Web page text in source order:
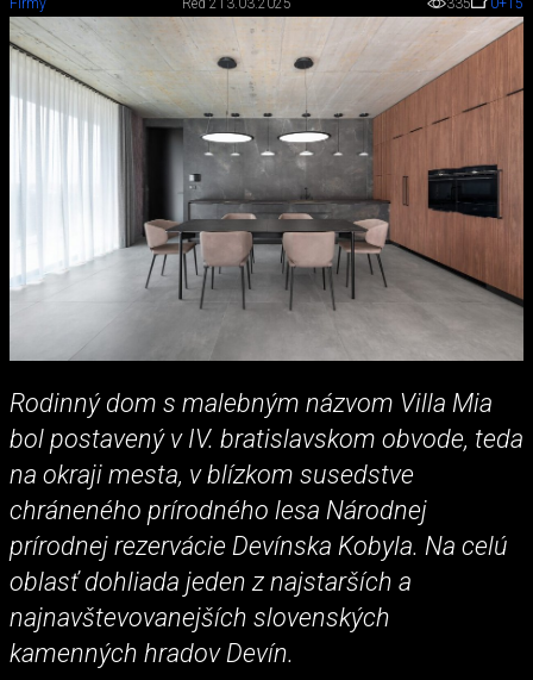
Firmy Red 213.03.2025 335 0+15
Rodinný dom s malebným názvom Villa Mia
bol postavený v IV. bratislavskom obvode, teda
na okraji mesta, v blízkom susedstve
chráneného prírodného lesa Národnej
prírodnej rezervácie Devínska Kobyla. Na celú
oblasť dohliada jeden z najstarších a
najnavštevovanejších slovenských
kamenných hradov Devín.